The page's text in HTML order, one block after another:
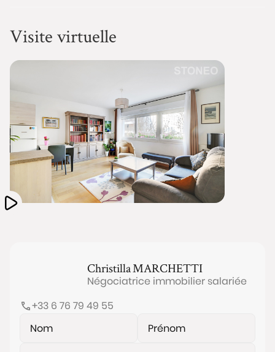
Visite virtuelle
ChristillaMARCHETTI
Négociatrice immobilier salariée
+33 6 76 79 49 55